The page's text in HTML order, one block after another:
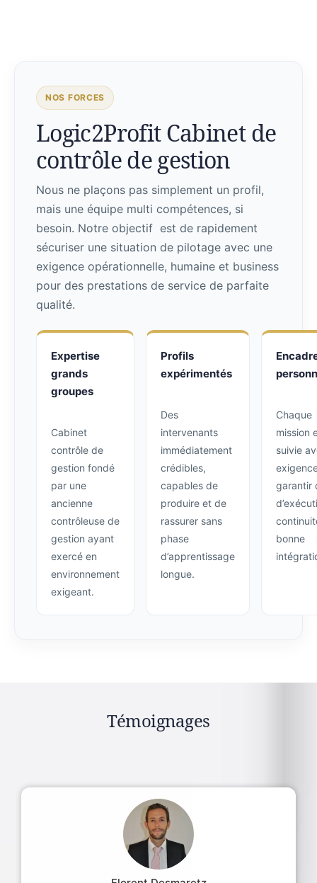
NOS FORCES
Logic2Profit Cabinet de
contrôle de gestion
Nous ne plaçons pas simplement un profil,
mais une équipe multi compétences, si
besoin. Notre objectif est de rapidement
sécuriser une situation de pilotage avec une
exigence opérationnelle, humaine et business
pour des prestations de service de parfaite
qualité.
Expertise
grands
groupes
Cabinet
contrôle de
gestion fondé
par une
ancienne
contrôleuse de
gestion ayant
exercé en
environnement
exigeant.
Profils
expérimentés
Des
intervenants
immédiatement
crédibles,
capables de
produire et de
rassurer sans
phase
d’apprentissage
longue.
Chaque
mission
suivie
garantir
bonne
Témoignages